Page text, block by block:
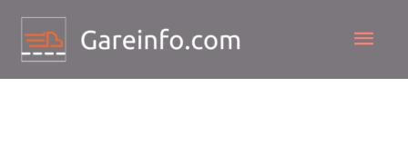
contenu